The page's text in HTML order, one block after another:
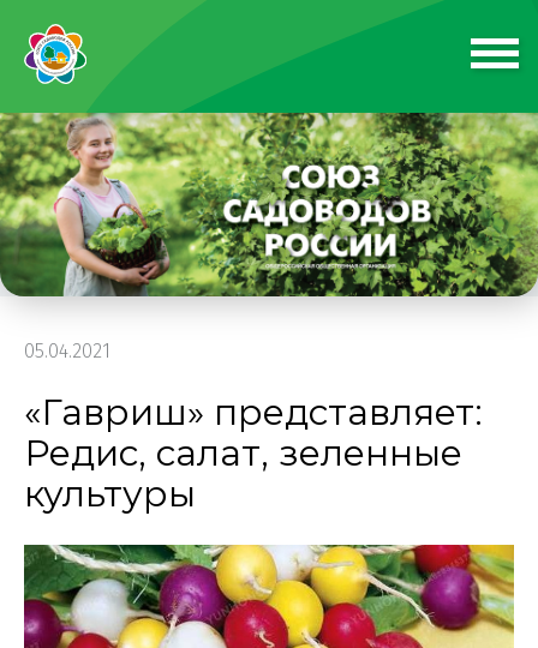
05.04.2021
«Гавриш» представляет:
Редис, салат, зеленные
культуры